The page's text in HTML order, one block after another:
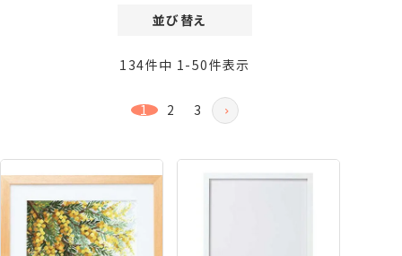
並び替え
価格が高い順
登録順
レビュー順
134件中 1 -50件表示
1 2 3